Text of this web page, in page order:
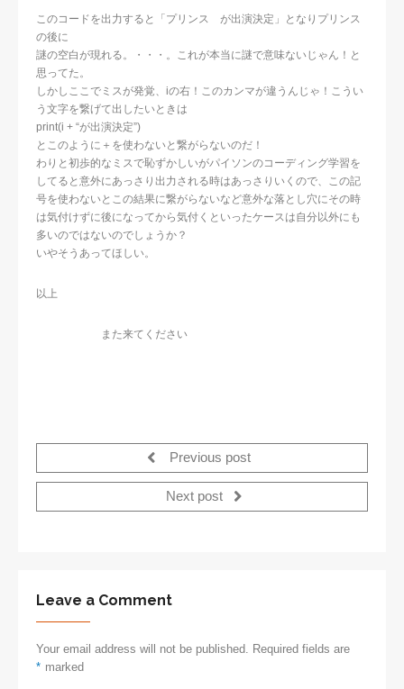
このコードを出力すると「プリンス が出演決定」となりプリンス
の後に
謎の空白が現れる。・・・。これが本当に謎で意味ないじゃん！と
思ってた。
しかしここでミスが発覚、iの右！このカンマが違うんじゃ！こうい
う文字を繋げて出したいときは
print(i + “が出演決定”)
とこのように＋を使わないと繋がらないのだ！
わりと初歩的なミスで恥ずかしいがパイソンのコーディング学習を
してると意外にあっさり出力される時はあっさりいくので、この記
号を使わないとこの結果に繋がらないなど意外な落とし穴にその時
は気付けずに後になってから気付くといったケースは自分以外にも
多いのではないのでしょうか？
いやそうあってほしい。
以上
また来てください
Previous post
Next post
Leave a Comment
Your email address will not be published. Required fields are
marked
*